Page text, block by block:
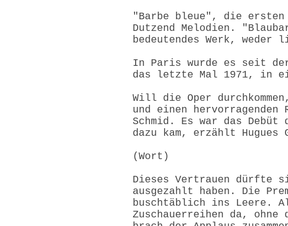
"Barbe bleue", die
Dutzend Melodien.
bedeutendes Werk,
In Paris wurde es seit
das letzte Mal 1971, in
Will die Oper
und einen
Schmid. Es war das Debüt
dazu kam, erzählt
(Wort)
Dieses Vertrauen dürfte
ausgezahlt haben. Die
buschtäblich ins Leere.
Zuschauerreihen da,